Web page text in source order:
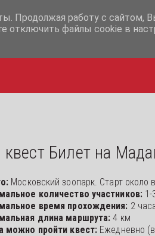
365 +7-995-12-
Билет на
Московский зоопарк. Старт
количество участников:
время прохождения: 2
длина маршрута: 4 км
можно пройти квест: Ежедневно
Продолжая работу с сайтом,
отключить файлы cookie в